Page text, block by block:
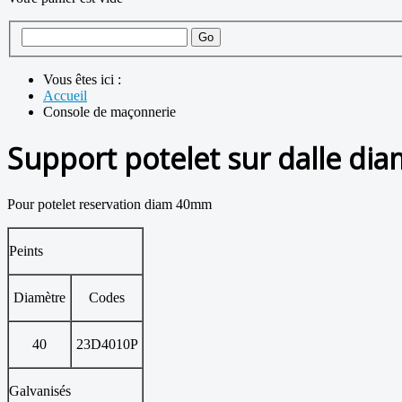
Vous êtes ici :
Accueil
Console de maçonnerie
Support potelet sur dalle
Pour potelet reservation diam 40mm
Peints
Diamètre Codes
40 23D4010P
Galvanisés